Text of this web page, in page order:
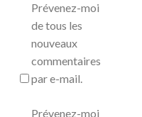
Prévenez-moi
de tous les
nouveaux
commentaires
par e-mail.
Prévenez-moi